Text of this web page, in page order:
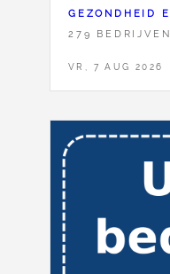
GEZONDHEID
279 BEDRIJVEN,
VR, 7 AUG 2026